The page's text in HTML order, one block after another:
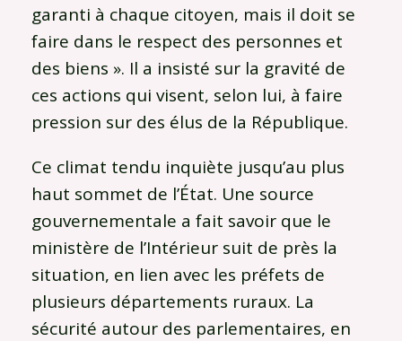
garanti à chaque citoyen, mais il doit se
faire dans le respect des personnes et
des biens ». Il a insisté sur la gravité de
ces actions qui visent, selon lui, à faire
pression sur des élus de la République.
Ce climat tendu inquiète jusqu’au plus
haut sommet de l’État. Une source
gouvernementale a fait savoir que le
ministère de l’Intérieur suit de près la
situation, en lien avec les préfets de
plusieurs départements ruraux. La
sécurité autour des parlementaires, en